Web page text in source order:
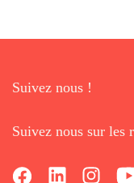
Suivez nous !
Suivez nous sur les